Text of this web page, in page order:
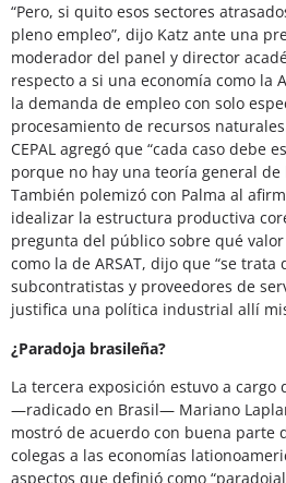
“Pero, si quito esos sectores
pleno empleo”, dijo Katz ante una
moderador del panel y director
respecto a si una economía como la
la demanda de empleo con solo
procesamiento de recursos
CEPAL agregó que “cada caso debe
porque no hay una teoría general
También polemizó con Palma al
idealizar la estructura productiva
pregunta del público sobre qué
como la de ARSAT, dijo que “se
subcontratistas y proveedores de
justifica una política industrial allí
¿Paradoja brasileña?
La tercera exposición estuvo a
—radicado en Brasil— Mariano
mostró de acuerdo con buena parte
colegas a las economías
aspectos que definió como